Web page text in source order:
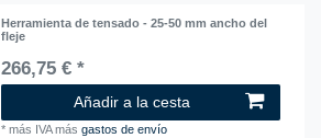
Herramienta de tensado - 25-50 mm ancho del
fleje
266,75 € *
Añadir a la cesta
*más IVAmásgastos de envío